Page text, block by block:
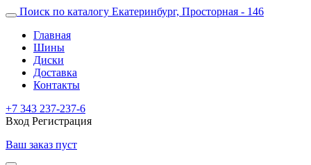
Поиск по каталогу Екатеринбург, Просторная - 146
Главная
Шины
Диски
Доставка
Контакты
+7 343 237-237-6
Вход Регистрация
Ваш заказ пуст